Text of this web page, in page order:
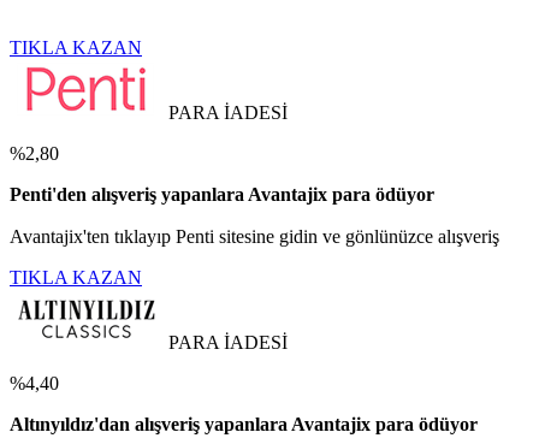
TIKLA KAZAN
PARA İADESİ
%2,80
Penti'den alışveriş yapanlara Avantajix para ödüyor
Avantajix'ten tıklayıp Penti sitesine gidin ve gönlünüzce alışveriş
TIKLA KAZAN
PARA İADESİ
%4,40
Altınyıldız'dan alışveriş yapanlara Avantajix para ödüyor